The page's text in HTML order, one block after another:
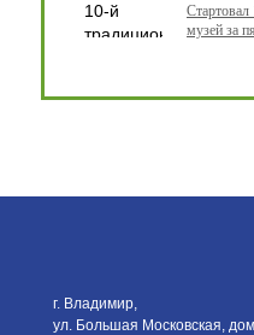
музей за
г. Владимир,
ул. Большая Московская, дом